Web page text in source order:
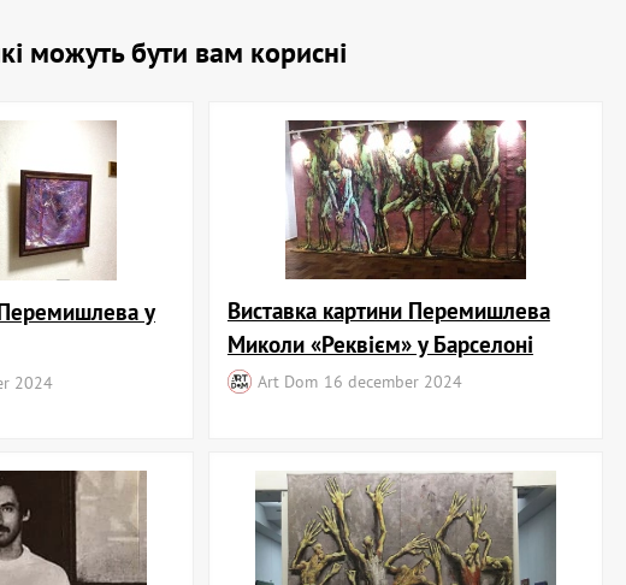
можуть бути вам корисні
у
2024
Виставка картини Перемишлева
Миколи «Реквієм» у Барселоні
Art Dom 16 december 2024